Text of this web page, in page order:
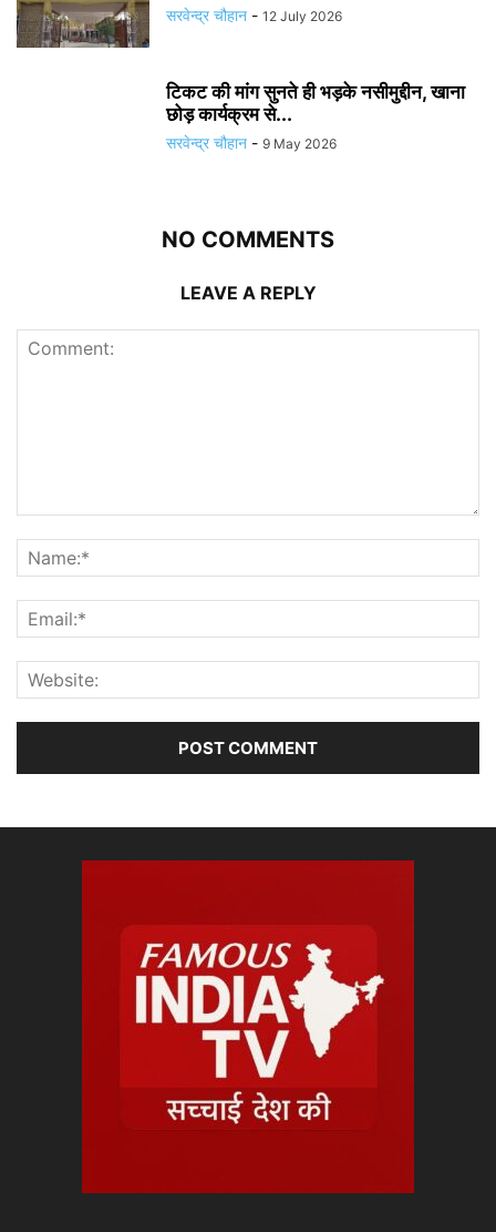
सरवेन्द्र चौहान - 12 July 2026
टिकट की मांग सुनते ही भड़के नसीमुद्दीन, खाना
छोड़ कार्यक्रम से...
सरवेन्द्र चौहान - 9 May 2026
NO COMMENTS
LEAVE A REPLY